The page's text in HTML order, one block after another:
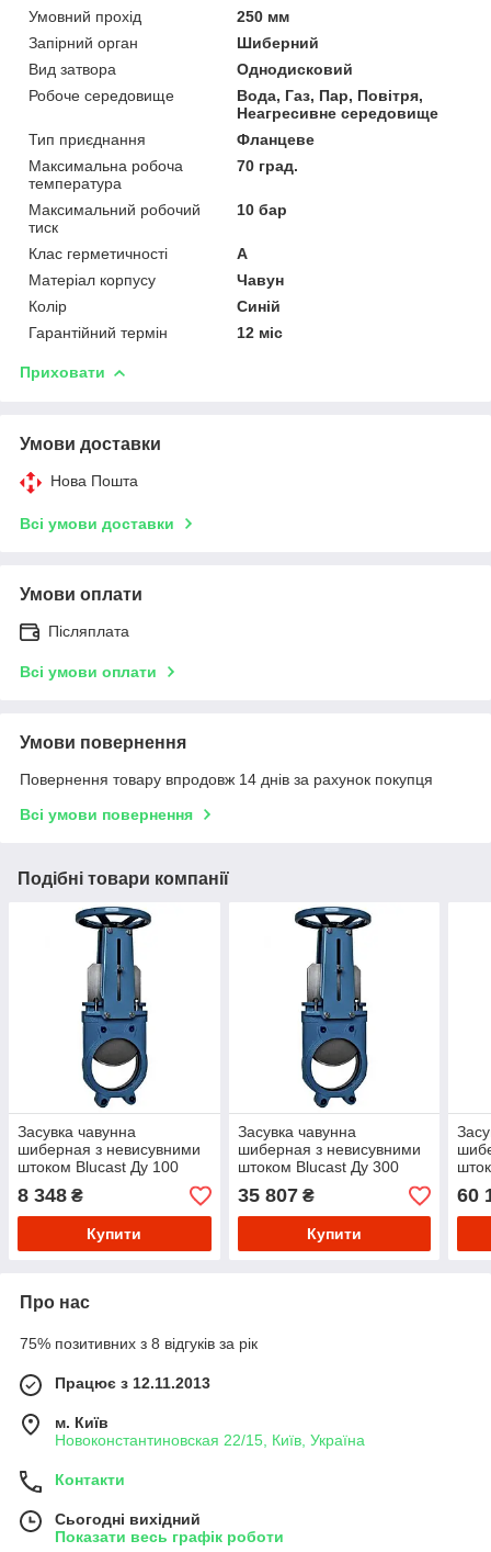
Умовний прохід
250 мм
Запірний орган
Шиберний
Вид затвора
Однодисковий
Робоче середовище
Вода, Газ, Пар, Повітря,
Неагресивне середовище
Тип приєднання
Фланцеве
Максимальна робоча
температура
70 град.
Максимальний робочий
тиск
10 бар
Клас герметичності
А
Матеріал корпусу
Чавун
Колір
Синій
Гарантійний термін
12 міс
Приховати
Умови доставки
Нова Пошта
Всі умови доставки
Умови оплати
Післяплата
Всі умови оплати
Умови повернення
Повернення товару впродовж 14 днів за рахунок покупця
Всі умови повернення
Подібні товари компанії
Засувка чавунна
шиберная з невисувними
штоком Blucast Ду 100
8 348 ₴
Купити
Засувка чавунна
шиберная з невисувними
штоком Blucast Ду 300
35 807₴
Купити
60
Про нас
75% позитивних з 8 відгуків за рік
Працює з 12.11.2013
м. Київ
Новоконстантиновская 22/15, Київ, Україна
Контакти
Сьогодні вихідний
Показати весь графік роботи